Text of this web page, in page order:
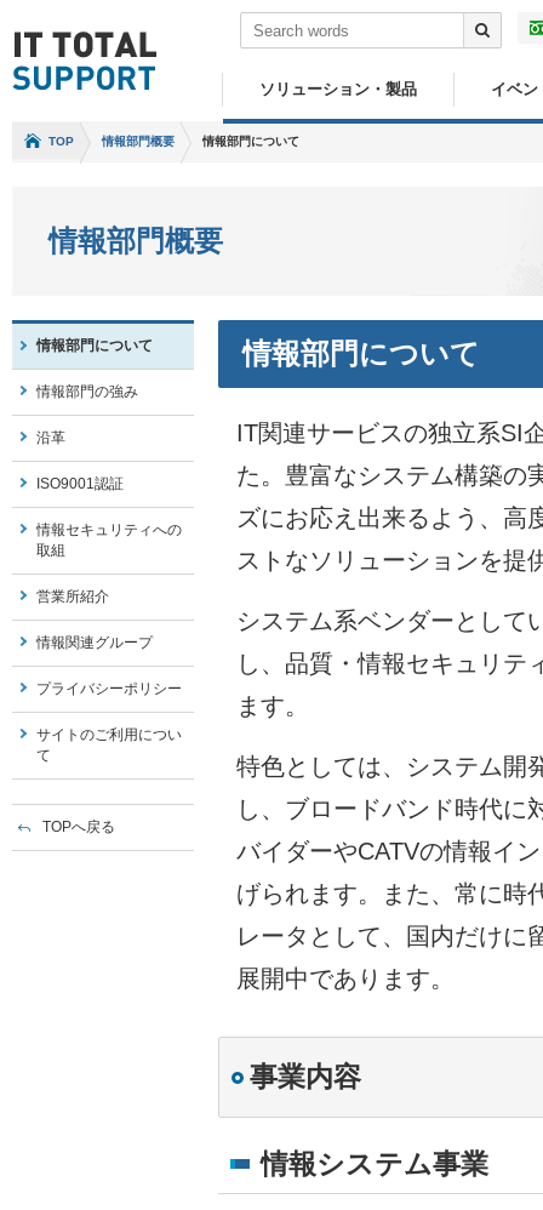
ソリューション・製品 イベン
TOP 情報部門概要 情報部門について
情報部門概要
情報部門について
IT関連サービスの独立系SI
た。豊富なシステム構築の
ズにお応え出来るよう、高
ストなソリューションを提
システム系ベンダーとして
し、品質・情報セキュリテ
ます。
特色としては、システム開
し、ブロードバンド時代に
バイダーやCATVの情報イ
げられます。また、常に時
レータとして、国内だけに
展開中であります。
事業内容
情報システム事業
情報部門について
情報部門の強み
沿革
ISO9001認証
情報セキュリティへの
取組
営業所紹介
情報関連グループ
プライバシーポリシー
サイトのご利用につい
て
TOPへ戻る